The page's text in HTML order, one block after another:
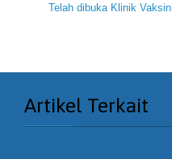
Telah dibuka Klinik Vaksin
Artikel Terkait